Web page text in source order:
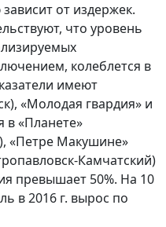
от издержек.
что уровень
колеблется в
имеют
«Молодая гвардия» и
в «Планете»
«Петре Макушине»
Камчатский)
превышает 50%. На 10
в 2016 г. вырос по